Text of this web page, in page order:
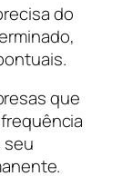
do
que
seu